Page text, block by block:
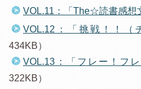
VOL.11：「The☆読書感想
VOL.12：「挑戦！！（
434KB）
VOL.13：「フレー！フ
322KB）